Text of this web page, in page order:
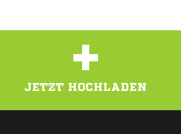
+
JETZT HOCHLADEN